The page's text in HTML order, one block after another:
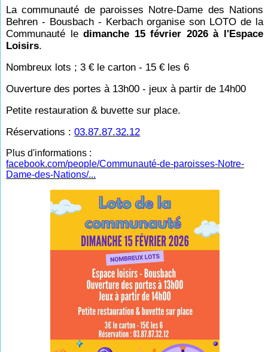
La communauté de paroisses Notre-Dame des Nations
Behren - Bousbach - Kerbach organise son LOTO de la
Communauté ledimanche 15 février 2026 à l'Espace
Loisirs.
Nombreux lots ; 3 € le carton - 15 € les 6
Ouverture des portes à 13h00 - jeux à partir de 14h00
Petite restauration & buvette sur place.
Réservations :03.87.87.32.12
Plus d'informations :
facebook.com/people/Communauté-de-paroisses-Notre-
Dame-des-Nations/...